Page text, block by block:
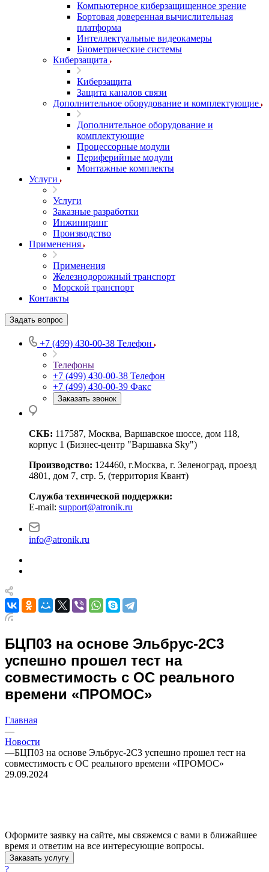
Компьютерное киберзащищенное зрение
Бортовая доверенная вычислительная
платформа
Интеллектуальные видеокамеры
Биометрические системы
Киберзащита
Киберзащита
Защита каналов связи
Дополнительное оборудование и комплектующие
Дополнительное оборудование и
комплектующие
Процессорные модули
Периферийные модули
Монтажные комплекты
Услуги
Услуги
Заказные разработки
Инжиниринг
Производство
Применения
Применения
Железнодорожный транспорт
Морской транспорт
Контакты
Задать вопрос
+7 (499) 430-00-38 Телефон
Телефоны
+7 (499) 430-00-38 Телефон
+7 (499) 430-00-39 Факс
Заказать звонок
СКБ: 117587, Москва, Варшавское шоссе, дом 118,
корпус 1 (Бизнес-центр "Варшавка Sky")
Производство: 124460, г.Москва, г. Зеленоград, проезд
4801, дом 7, стр. 5, (территория Квант)
Служба технической поддержки:
E-mail: support@atronik.ru
info@atronik.ru
БЦП03 на основе Эльбрус-2С3
успешно прошел тест на
совместимость с ОС реального
времени «ПРОМОС»
Главная
—
Новости
—БЦП03 на основе Эльбрус-2С3 успешно прошел тест на
совместимость с ОС реального времени «ПРОМОС»
29.09.2024
Оформите заявку на сайте, мы свяжемся с вами в ближайшее
время и ответим на все интересующие вопросы.
Заказать услугу
?